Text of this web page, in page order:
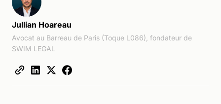
Jullian Hoareau
Avocat au Barreau de Paris (Toque L086), fondateur de
SWIM LEGAL